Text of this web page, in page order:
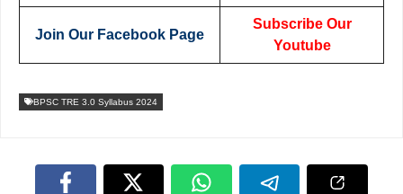
Join Our Facebook Page
Subscribe Our
Youtube
BPSC TRE 3.0 Syllabus 2024